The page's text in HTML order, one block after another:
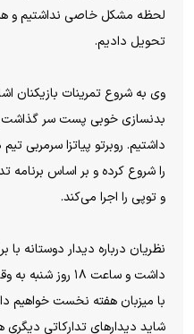
لحظه مشکل خاصی نداشتیم و
تحویل دادیم.
وی به شروع تمرینات بازیکنان
بدنسازی خوبی پست سر
داشتیم. روبرتو پیاتزا سرمربی
را شروع کرده و بر اساس برنامه
و توپی را اجرا می‌کند.
نظریان درباره دیدار دوستانه
داشت و ساعت ۱۸
با میزبان هفته نخست خواهیم
شاید دیدارهای تدارکاتی دیگری